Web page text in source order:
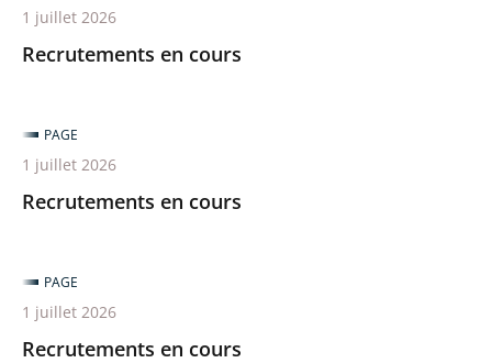
Recrutements en cours
1 juillet 2026
Recrutements en cours
PAGE
1 juillet 2026
Recrutements en cours
PAGE
1 juillet 2026